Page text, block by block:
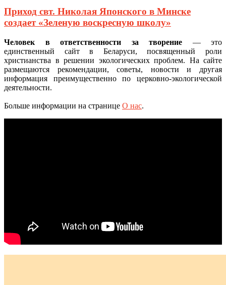
Приход свт. Николая Японского в Минске
создает «Зеленую воскресную школу»
Человек в ответственности за творение — это
единственный сайт в Беларуси, посвященный роли
христианства в решении экологических проблем. На сайте
размещаются рекомендации, советы, новости и другая
информация преимущественно по церковно-экологической
деятельности.
Больше информации на странице О нас.